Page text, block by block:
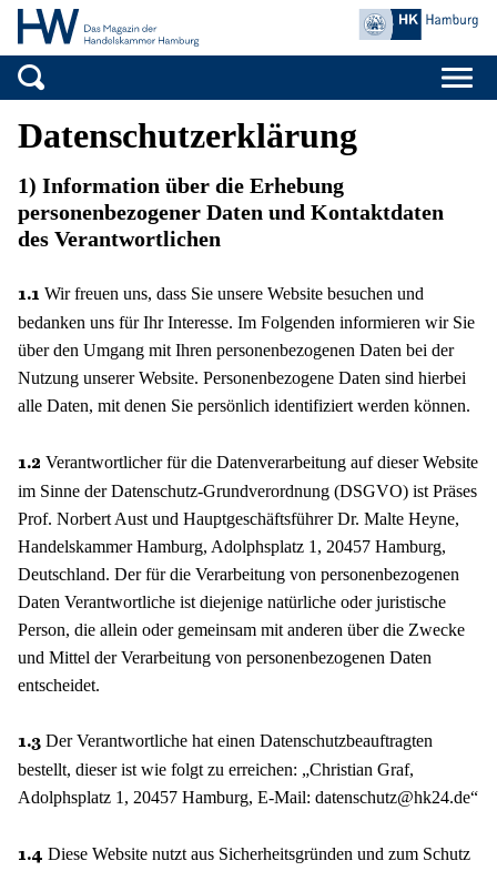
Datenschutzerklärung
1) Information über die Erhebung
personenbezogener Daten und Kontaktdaten
des Verantwortlichen
1.1 Wir freuen uns, dass Sie unsere Website besuchen und
bedanken uns für Ihr Interesse. Im Folgenden informieren wir Sie
über den Umgang mit Ihren personenbezogenen Daten bei der
Nutzung unserer Website. Personenbezogene Daten sind hierbei
alle Daten, mit denen Sie persönlich identifiziert werden können.
1.2 Verantwortlicher für die Datenverarbeitung auf dieser Website
im Sinne der Datenschutz-Grundverordnung (DSGVO) ist Präses
Prof. Norbert Aust und Hauptgeschäftsführer Dr. Malte Heyne,
Handelskammer Hamburg, Adolphsplatz 1, 20457 Hamburg,
Deutschland. Der für die Verarbeitung von personenbezogenen
Daten Verantwortliche ist diejenige natürliche oder juristische
Person, die allein oder gemeinsam mit anderen über die Zwecke
und Mittel der Verarbeitung von personenbezogenen Daten
entscheidet.
1.3 Der Verantwortliche hat einen Datenschutzbeauftragten
bestellt, dieser ist wie folgt zu erreichen: „Christian Graf,
Adolphsplatz 1, 20457 Hamburg, E-Mail: datenschutz@hk24.de“
1.4 Diese Website nutzt aus Sicherheitsgründen und zum Schutz